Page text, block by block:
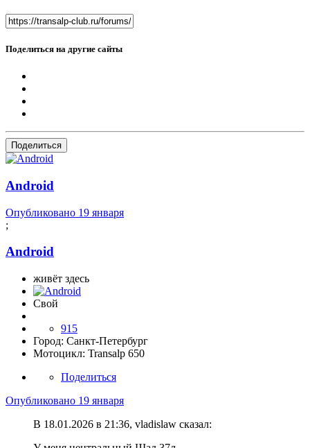
Поделиться на другие сайты
Поделиться
Android
Опубликовано 19 января
;
Android
живёт здесь
Свой
915
Город: Санкт-Петербург
Мотоцикл: Transalp 650
Поделиться
Опубликовано 19 января
В 18.01.2026 в 21:36, vladislaw сказал: